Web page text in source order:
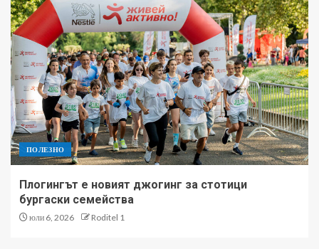
ПОЛЕЗНО
Плогингът е новият джогинг за стотици
бургаски семейства
юли 6, 2026 Roditel 1